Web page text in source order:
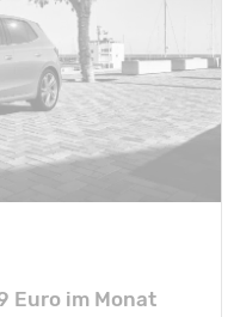
Euro im Monat